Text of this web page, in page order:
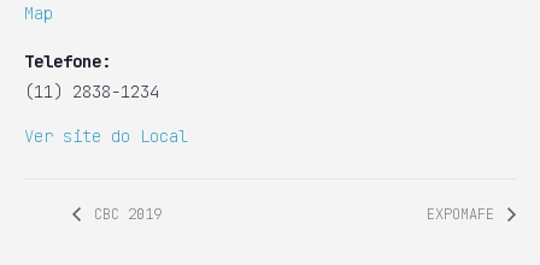
Map
Telefone:
(11) 2838-1234
Ver site do Local
CBC 2019 EXPOMAFE